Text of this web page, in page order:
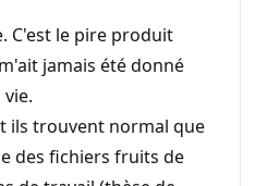
C'est le pire produit
jamais été donné
ils trouvent normal que
des fichiers fruits de